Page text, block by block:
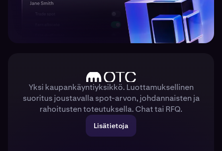
Yksi kaupankäyntiyksikkö. Luottamuksellinen
suoritus joustavalla spot-arvon, johdannaisten ja
rahoitusten toteutuksella. Chat tai RFQ.
Lisätietoja